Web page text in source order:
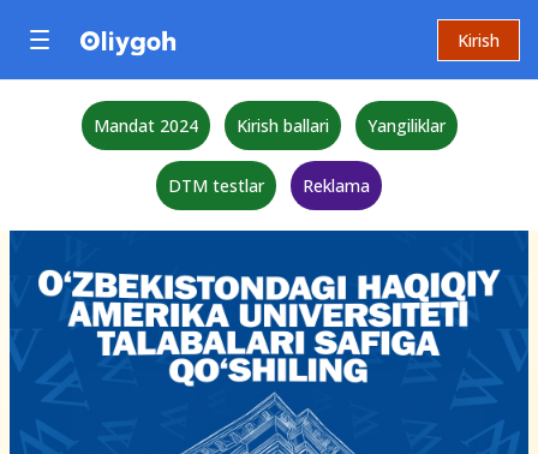
Kirish
Mandat 2024 Kirish ballari Yangiliklar
DTM testlar Reklama